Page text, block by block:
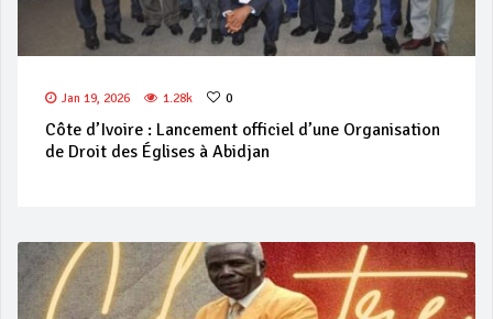
Jan 19, 2026 1.28k 0
Côte d’Ivoire : Lancement officiel d’une Organisation
de Droit des Églises à Abidjan